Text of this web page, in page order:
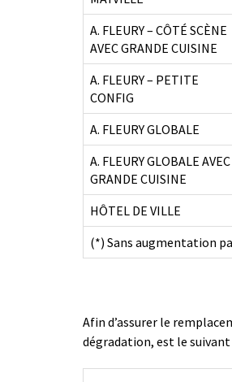
A. FLEURY – CÔTÉ SCÈNE
AVEC GRANDE CUISINE
A. FLEURY – PETITE
CONFIG
A. FLEURY GLOBALE
A. FLEURY GLOBALE AVEC
GRANDE CUISINE
HÔTEL DE VILLE
(*) Sans augmentation
Afin d’assurer le
dégradation, est le suivant